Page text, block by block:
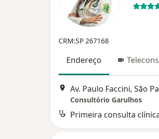
CRM:SP 267168
Endereço
Av. Paulo Faccini, São
Consultório Garulhos
Primeira consulta